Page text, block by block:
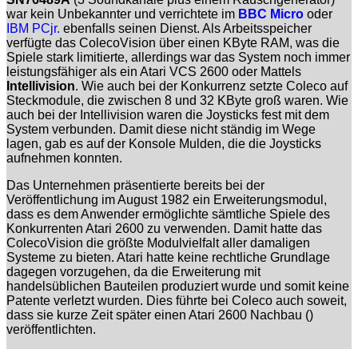
war kein Unbekannter und verrichtete im BBC Micro oder
IBM PCjr. ebenfalls seinen Dienst. Als Arbeitsspeicher
verfügte das ColecoVision über einen KByte RAM, was die
Spiele stark limitierte, allerdings war das System noch immer
leistungsfähiger als ein Atari VCS 2600 oder Mattels
Intellivision. Wie auch bei der Konkurrenz setzte Coleco auf
Steckmodule, die zwischen 8 und 32 KByte groß waren. Wie
auch bei der Intellivision waren die Joysticks fest mit dem
System verbunden. Damit diese nicht ständig im Wege
lagen, gab es auf der Konsole Mulden, die die Joysticks
aufnehmen konnten.
Das Unternehmen präsentierte bereits bei der
Veröffentlichung im August 1982 ein Erweiterungsmodul,
dass es dem Anwender ermöglichte sämtliche Spiele des
Konkurrenten Atari 2600 zu verwenden. Damit hatte das
ColecoVision die größte Modulvielfalt aller damaligen
Systeme zu bieten. Atari hatte keine rechtliche Grundlage
dagegen vorzugehen, da die Erweiterung mit
handelsüblichen Bauteilen produziert wurde und somit keine
Patente verletzt wurden. Dies führte bei Coleco auch soweit,
dass sie kurze Zeit später einen Atari 2600 Nachbau ()
veröffentlichten.